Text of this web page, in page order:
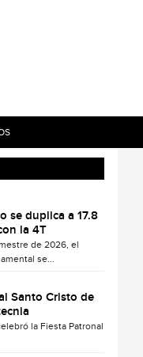
se duplica a 17.8
la 4T
de 2026, el
se...
Santo Cristo de
la Fiesta Patronal